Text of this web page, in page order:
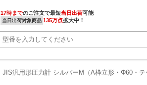
17時までのご注文で最短当日出荷
当日出荷対象商品 135万点拡大中！
JIS汎用形圧力計 シルバーM（A枠立形・Φ60・テ